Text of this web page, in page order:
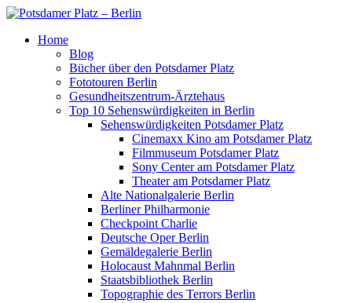
Home
Blog
Bücher über den Potsdamer Platz
Fototouren Berlin
Gesundheitszentrum-Ärztehaus
Top 10 Sehenswürdigkeiten in Berlin
Sehenswürdigkeiten Potsdamer Platz
Cinemaxx Kino am Potsdamer Platz
Filmmuseum Potsdamer Platz
Sony Center am Potsdamer Platz
Theater am Potsdamer Platz
Alte Nationalgalerie Berlin
Berliner Philharmonie
Checkpoint Charlie
Deutsche Oper Berlin
Gemäldegalerie Berlin
Holocaust Mahnmal Berlin
Staatsbibliothek Berlin
Topographie des Terrors Berlin